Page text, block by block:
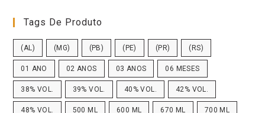
Tags De Produto
(AL) (MG) (PB) (PE) (PR) (RS)
01 ANO 02 ANOS 03 ANOS 06 MESES
38% VOL. 39% VOL. 40% VOL. 42% VOL.
48% VOL. 500 ML 600 ML 670 ML 700 ML